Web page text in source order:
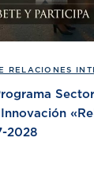
RELACIONES
2028